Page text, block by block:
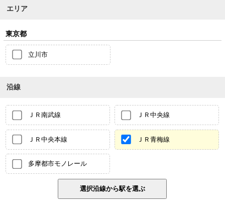
エリア
東京都
立川市
沿線
ＪＲ南武線 ＪＲ中央線
ＪＲ中央本線 ＪＲ青梅線
多摩都市モノレール